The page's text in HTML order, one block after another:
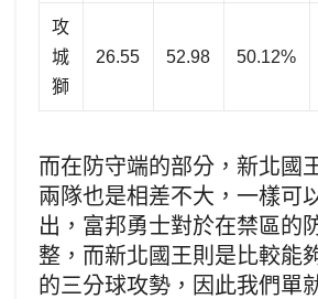
攻
城
獅
26.55 52.98 50.12%
而在防守端的部分，新北國
兩隊也是相差不大，一樣可
出，富邦勇士對於在禁區的
整，而新北國王則是比較能
的三分球攻勢，因此我們單